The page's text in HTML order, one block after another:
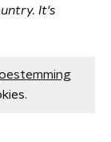
It's